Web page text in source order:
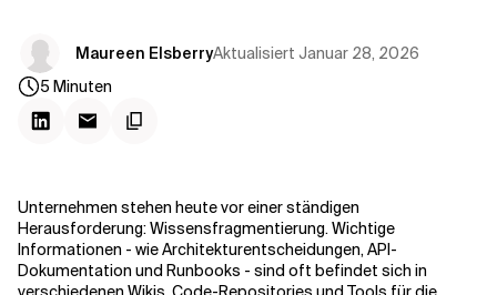
Maureen ElsberryAktualisiert Januar 28, 2026
5 Minuten
Unternehmen stehen heute vor einer ständigen
Herausforderung: Wissensfragmentierung. Wichtige
Informationen - wie Architekturentscheidungen, API-
Dokumentation und Runbooks - sind oft befindet sich in